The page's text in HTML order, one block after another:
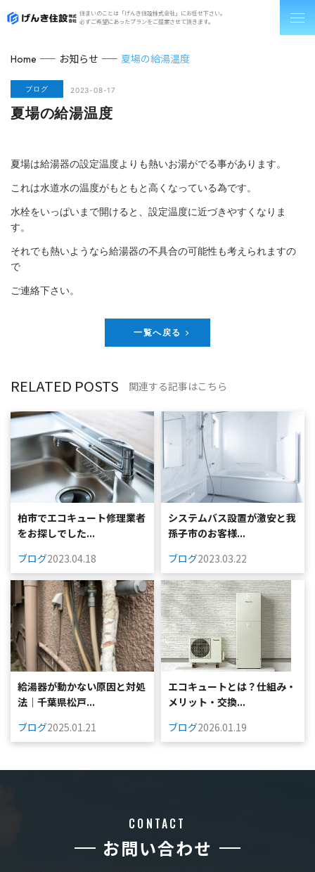
住まいのことは「げんき住設株式会社」にお任せ下さい。
必ずご希望にあったプランをご提案させて頂きます。
Home お知らせ 夏場の給湯温度
ブログ 2023-08-17
夏場の給湯温度
夏場は給湯器の設定温度よりも熱いお湯がでる事があります。
これは水道水の温度がもともと高くなっている為です。
水栓をいっぱいまで開けると、設定温度に近づきやすくなりま
す。
それでも熱いようなら給湯器の不具合の可能性も考えられますの
で
ご連絡下さい。
一覧へ戻る
RELATED POSTS 関連する記事はこちら
柏市でエコキュート修理業者
をお探しでした...
ブログ2023.04.18
システムバス設置が激安と我
孫子市のお客様...
ブログ2023.03.22
給湯器が動かない原因と対処
法｜千葉県松戸...
ブログ2025.01.21
エコキュートとは？仕組み・
メリット・交換...
ブログ2026.01.19
CONTACT
お問い合わせ